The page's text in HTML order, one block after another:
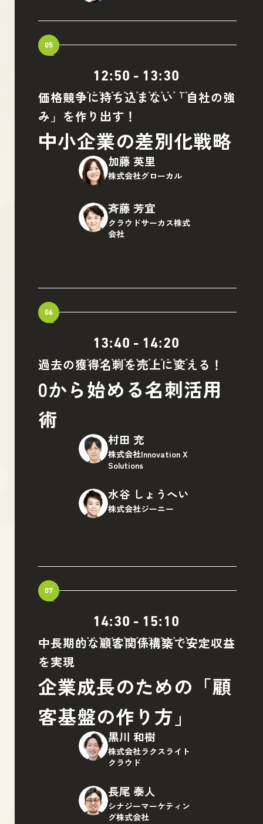
12:50 - 13:30
05
価格競争に持ち込まない「自社の強
み」を作り出す！
中小企業の差別化戦略
加藤 英里
株式会社グローカル
斉藤 芳宜
クラウドサーカス株式
会社
13:40 - 14:20
06
過去の獲得名刺を売上に変える！
0から始める名刺活用
術
村田 充
株式会社Innovation X
Solutions
水谷 しょうへい
株式会社ジーニー
14:30 - 15:10
07
中長期的な顧客関係構築で安定収益
を実現
企業成長のための「顧
客基盤の作り方」
黒川 和樹
株式会社ラクスライト
クラウド
長尾 泰人
シナジーマーケティン
グ株式会社